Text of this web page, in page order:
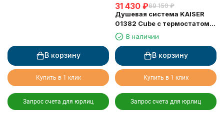
В корзину
Купить в 1 клик
Запрос счета для юрлиц
31 430 ₽69 150 ₽
Душевая система KAISER
01382 Cube с термостатом
6282В наличии
В корзину
Купить в 1 клик
Запрос счета для юрлиц